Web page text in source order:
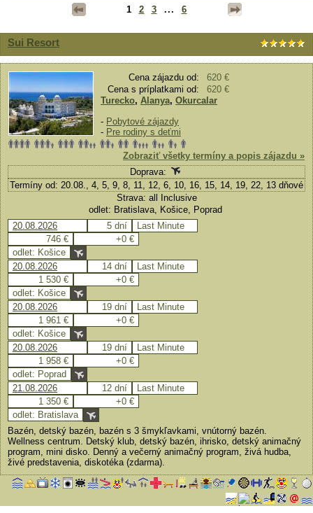
1 2 3 ... 6
Sui Resort
Cena zájazdu od:
620 €
Cena s príplatkami od:
620 €
Turecko, Alanya, Okurcalar
- Pobytové zájazdy
- Pre rodiny s deťmi
Zobraziť všetky termíny a popis zájazdu »
Doprava:
Termíny od: 20.08., 4, 5, 9, 8, 11, 12, 6, 10, 16, 15, 14, 19, 22, 13 dňové
Strava: all Inclusive
odlet: Bratislava, Košice, Poprad
20.08.2026
5 dní
Last Minute
746 €
+0 €
odlet: Košice
20.08.2026
14 dní
Last Minute
1 530 €
+0 €
odlet: Košice
20.08.2026
19 dní
Last Minute
1 961 €
+0 €
odlet: Košice
20.08.2026
19 dní
Last Minute
1 958 €
+0 €
odlet: Poprad
21.08.2026
12 dní
Last Minute
1 350 €
+0 €
odlet: Bratislava
Bazén, detský bazén, bazén s 3 šmykľavkami, vnútorný bazén.
Wellness centrum. Detský klub, detský bazén, ihrisko, detský animačný
program, mini disko. Denný a večerný animačný program, živá hudba,
živé predstavenia, diskotéka (zdarma).